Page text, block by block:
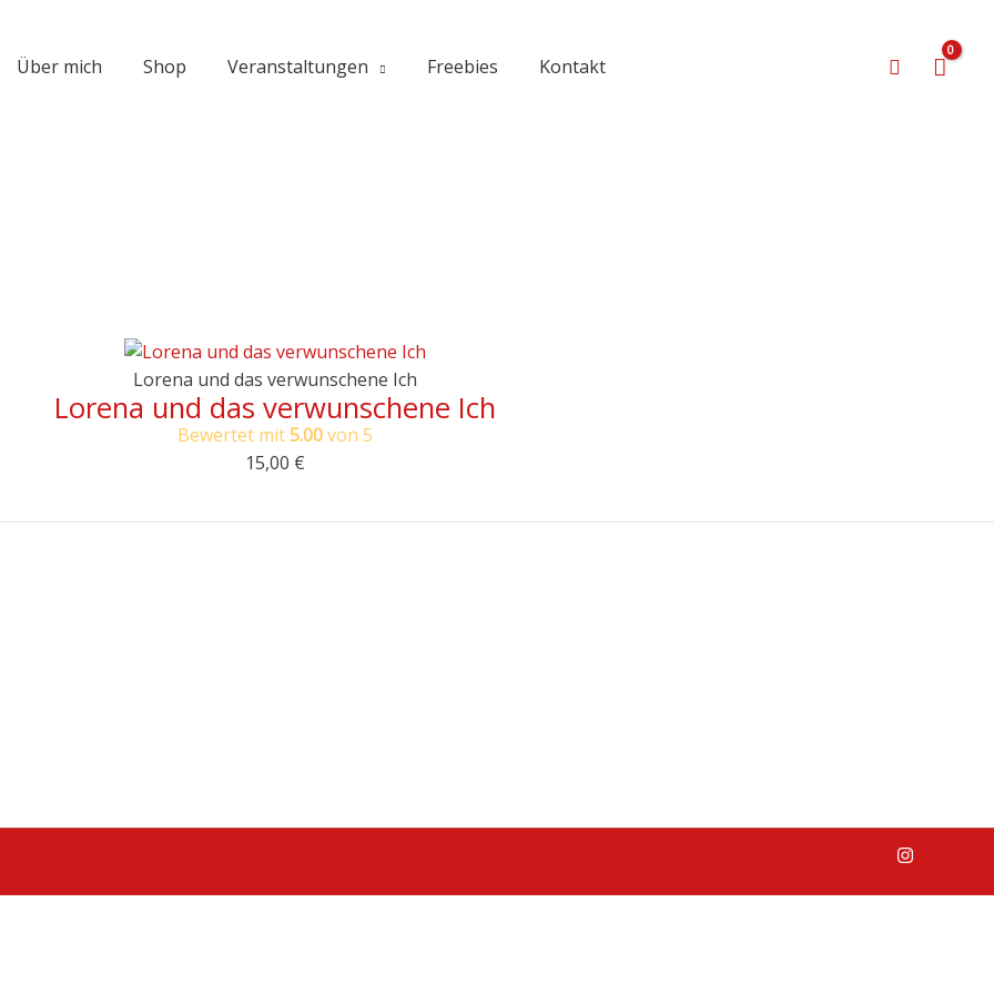
Über mich Shop Veranstaltungen Freebies Kontakt Suchen
Lorena und das verwunschene Ich
Lorena und das verwunschene Ich
Bewertet mit5.00von 5
15,00 €